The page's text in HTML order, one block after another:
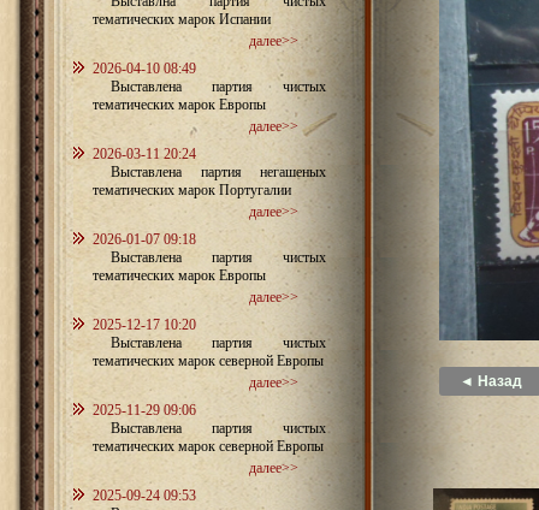
тематических марок Испании
далее>>
2026-04-10 08:49
Выставлена партия чистых
тематических марок Европы
далее>>
2026-03-11 20:24
Выставлена партия негашеных
тематических марок Португалии
далее>>
2026-01-07 09:18
Выставлена партия чистых
тематических марок Европы
далее>>
2025-12-17 10:20
Выставлена партия чистых
тематических марок северной Европы
далее>>
2025-11-29 09:06
Выставлена партия чистых
тематических марок северной Европы
далее>>
2025-09-24 09:53
◄ Назад